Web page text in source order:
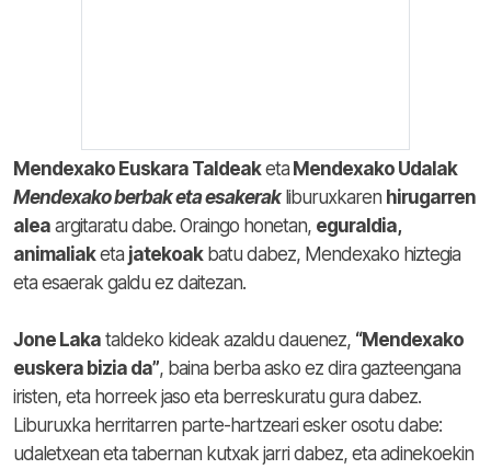
Mendexako Euskara Taldeaketa Mendexako Udalak
Mendexako berbak eta esakerakliburuxkaren hirugarren
alea argitaratu dabe. Oraingo honetan, eguraldia,
animaliaketa jatekoakbatu dabez, Mendexako hiztegia
eta esaerak galdu ez daitezan.
Jone Laka taldeko kideak azaldu dauenez, “Mendexako
euskera bizia da”, baina berba asko ez dira gazteengana
iristen, eta horreek jaso eta berreskuratu gura dabez.
Liburuxka herritarren parte-hartzeari esker osotu dabe:
udaletxean eta tabernan kutxak jarri dabez, eta adinekoekin